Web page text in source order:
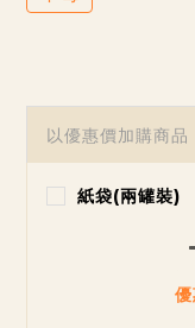
以優惠價加購商品
紙袋(兩罐裝)